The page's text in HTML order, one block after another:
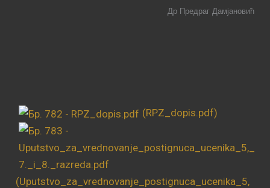
Др Предраг Дамјановић
(RPZ_dopis.pdf)
(Uputstvo_za_vrednovanje_postignuca_ucenika_5,